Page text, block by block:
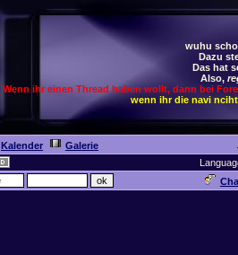
wuhu
Dazu
Das hat
Also,
Wenn ihr einen Thread haben wollt, dann bei
wenn ihr die navi
Kalender
Galerie